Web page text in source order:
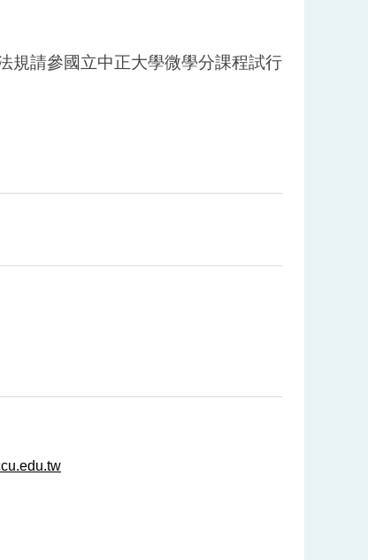
規請參國立中正大學微學分課程試行